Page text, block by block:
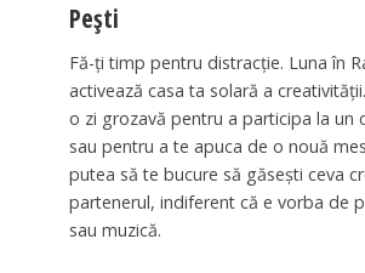
Pești
Fă-ți timp pentru distracție. Luna în
activează casa ta solară a
o zi grozavă pentru a participa la un
sau pentru a te apuca de o nouă
putea să te bucure să găsești ceva
partenerul, indiferent că e vorba de
sau muzică.